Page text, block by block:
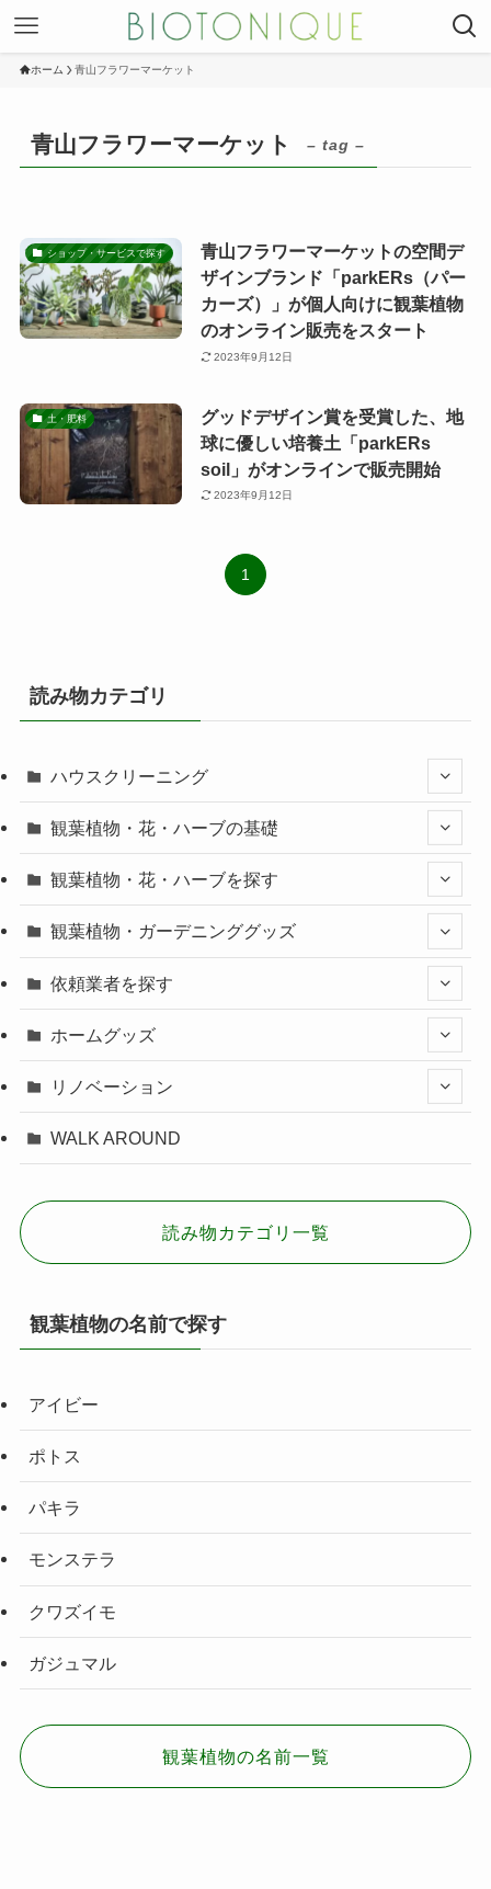
ホーム 青山フラワーマーケット
青山フラワーマーケット – tag –
ショップ・サービスで探す
青山フラワーマーケットの空間デ
ザインブランド「parkERs（パー
カーズ）」が個人向けに観葉植物
のオンライン販売をスタート
2023年9月12日
土・肥料
グッドデザイン賞を受賞した、地
球に優しい培養土「parkERs
soil」がオンラインで販売開始
2023年9月12日
1
読み物カテゴリ
ハウスクリーニング
観葉植物・花・ハーブの基礎
観葉植物・花・ハーブを探す
観葉植物・ガーデニンググッズ
依頼業者を探す
ホームグッズ
リノベーション
WALK AROUND
読み物カテゴリ一覧
観葉植物の名前で探す
アイビー
ポトス
パキラ
モンステラ
クワズイモ
ガジュマル
観葉植物の名前一覧